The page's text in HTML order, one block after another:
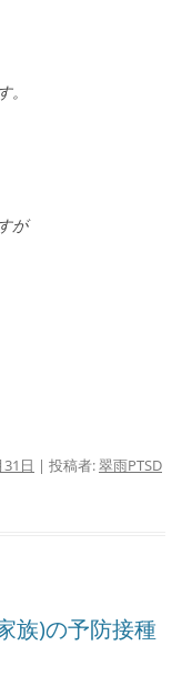
が
日 | 投稿者:翠雨PTSD
族)の予防接種